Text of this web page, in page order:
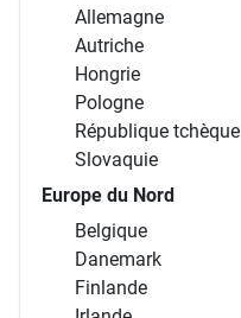
Allemagne
Autriche
Hongrie
Pologne
République tchèque
Slovaquie
Europe du Nord
Belgique
Danemark
Finlande